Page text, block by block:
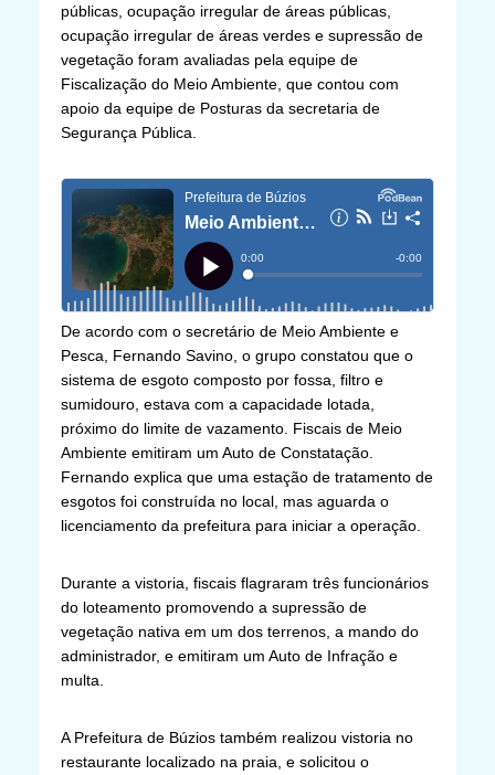
públicas, ocupação irregular de áreas públicas,
ocupação irregular de áreas verdes e supressão de
vegetação foram avaliadas pela equipe de
Fiscalização do Meio Ambiente, que contou com
apoio da equipe de Posturas da secretaria de
Segurança Pública.
De acordo com o secretário de Meio Ambiente e
Pesca, Fernando Savino, o grupo constatou que o
sistema de esgoto composto por fossa, filtro e
sumidouro, estava com a capacidade lotada,
próximo do limite de vazamento. Fiscais de Meio
Ambiente emitiram um Auto de Constatação.
Fernando explica que uma estação de tratamento de
esgotos foi construída no local, mas aguarda o
licenciamento da prefeitura para iniciar a operação.
Durante a vistoria, fiscais flagraram três funcionários
do loteamento promovendo a supressão de
vegetação nativa em um dos terrenos, a mando do
administrador, e emitiram um Auto de Infração e
multa.
A Prefeitura de Búzios também realizou vistoria no
restaurante localizado na praia, e solicitou o